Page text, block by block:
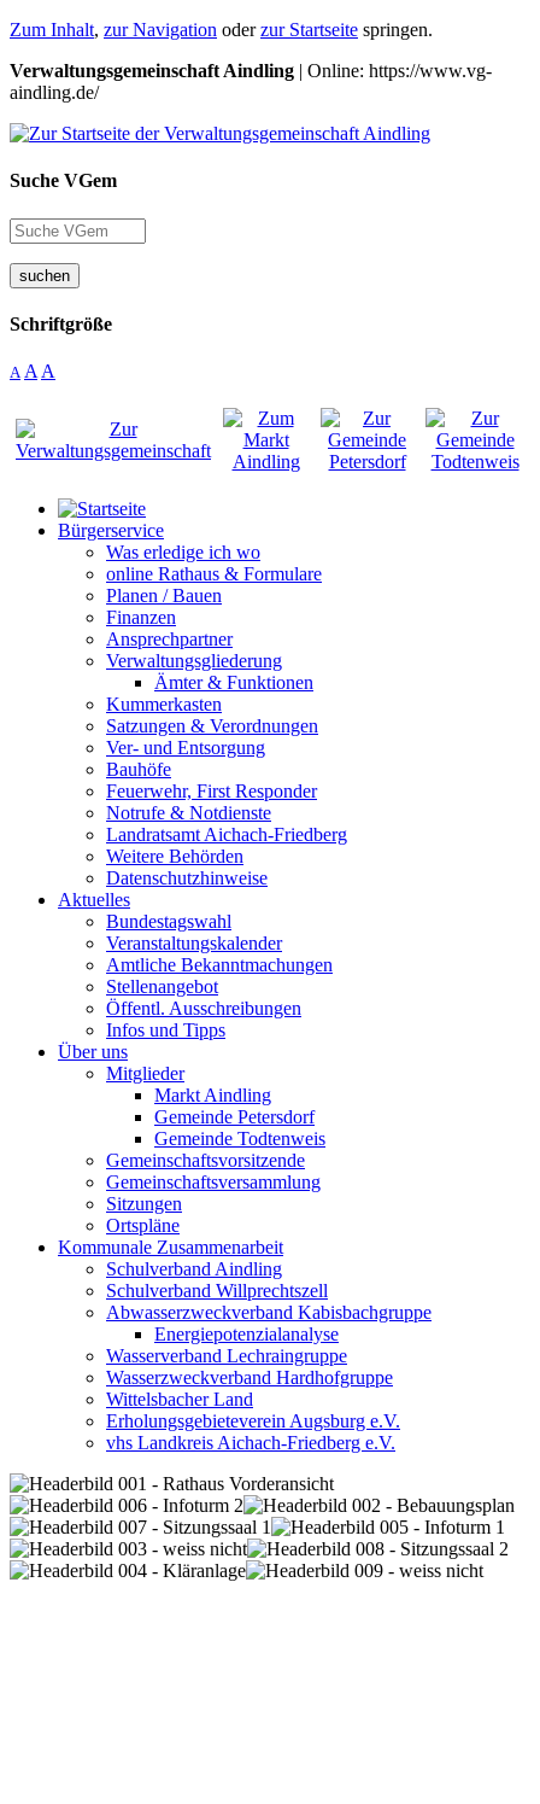
Zum Inhalt, zur Navigation oderzur Startseite springen.
Verwaltungsgemeinschaft Aindling | Online: https://www.vg-
aindling.de/
Suche VGem
suchen
Schriftgröße
A A A
Bürgerservice
Was erledige ich wo
online Rathaus & Formulare
Planen / Bauen
Finanzen
Ansprechpartner
Verwaltungsgliederung
Ämter & Funktionen
Kummerkasten
Satzungen & Verordnungen
Ver- und Entsorgung
Bauhöfe
Feuerwehr, First Responder
Notrufe & Notdienste
Landratsamt Aichach-Friedberg
Weitere Behörden
Datenschutzhinweise
Aktuelles
Bundestagswahl
Veranstaltungskalender
Amtliche Bekanntmachungen
Stellenangebot
Öffentl. Ausschreibungen
Infos und Tipps
Über uns
Mitglieder
Markt Aindling
Gemeinde Petersdorf
Gemeinde Todtenweis
Gemeinschaftsvorsitzende
Gemeinschaftsversammlung
Sitzungen
Ortspläne
Kommunale Zusammenarbeit
Schulverband Aindling
Schulverband Willprechtszell
Abwasserzweckverband Kabisbachgruppe
Energiepotenzialanalyse
Wasserverband Lechraingruppe
Wasserzweckverband Hardhofgruppe
Wittelsbacher Land
Erholungsgebieteverein Augsburg e.V.
vhs Landkreis Aichach-Friedberg e.V.